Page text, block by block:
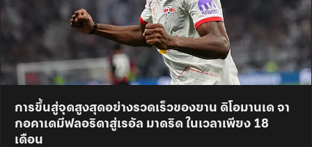
การขึ้นสู่จุดสูงสุดอย่างรวดเร็วของยาน ดิโอมานเด จา
กอคาเดมีฟลอริดาสู่เรอัล มาดริด ในเวลาเพียง 18
เดือน